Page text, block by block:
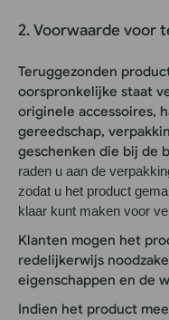
2. Voorwaarde voor
Teruggezonden
oorspronkelijke staat
originele accessoires,
gereedschap,
geschenken die bij de
raden u aan de
zodat u het product
klaar kunt maken voor
Klanten mogen het
redelijkerwijs
eigenschappen en de
Indien het product